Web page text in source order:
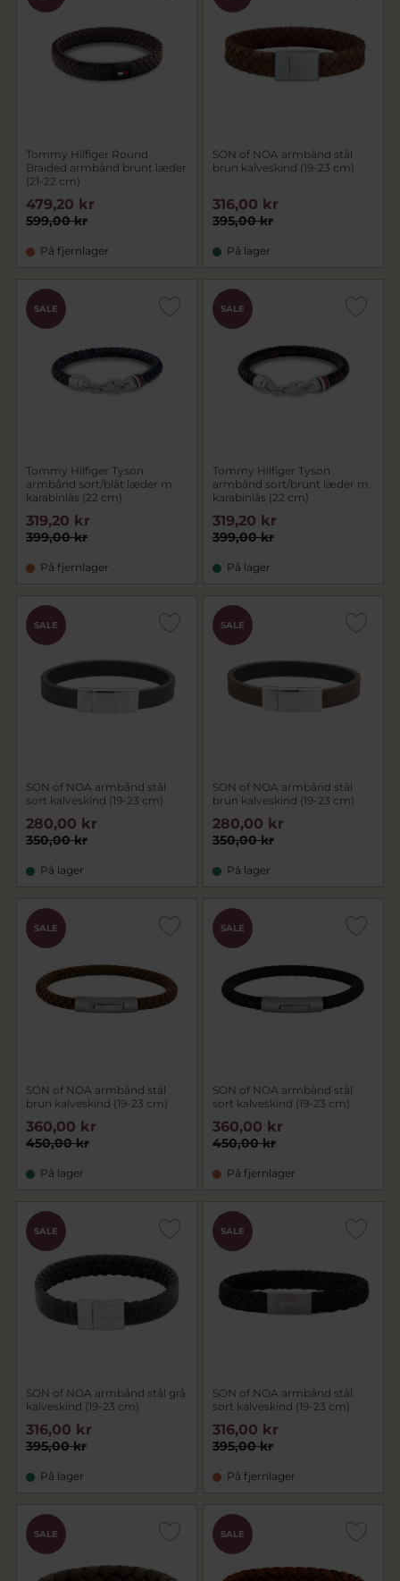
Tommy Hilfiger Round
Braided armbånd brunt læder
(21-22 cm)
599,00 kr
479,20 kr
På fjernlager
SON of NOA armbånd stål
brun kalveskind (19-23 cm)
395,00 kr
316,00 kr
På lager
SALE
Tommy Hilfiger Tyson
armbånd sort/blåt læder m.
karabinlås (22 cm)
399,00 kr
319,20 kr
På fjernlager
SALE
Tommy Hilfiger Tyson
armbånd sort/brunt læder m.
karabinlås (22 cm)
399,00 kr
319,20 kr
På lager
SALE
SON of NOA armbånd stål
sort kalveskind (19-23 cm)
350,00 kr
280,00 kr
På lager
SALE
SON of NOA armbånd stål
brun kalveskind (19-23 cm)
350,00 kr
280,00 kr
På lager
SALE
SON of NOA armbånd stål
brun kalveskind (19-23 cm)
450,00 kr
360,00 kr
På lager
SALE
SON of NOA armbånd stål
sort kalveskind (19-23 cm)
450,00 kr
360,00 kr
På fjernlager
SALE
SON of NOA armbånd stål grå
kalveskind (19-23 cm)
395,00 kr
316,00 kr
På lager
SALE
SON of NOA armbånd stål
sort kalveskind (19-23 cm)
395,00 kr
316,00 kr
På fjernlager
SALE SALE